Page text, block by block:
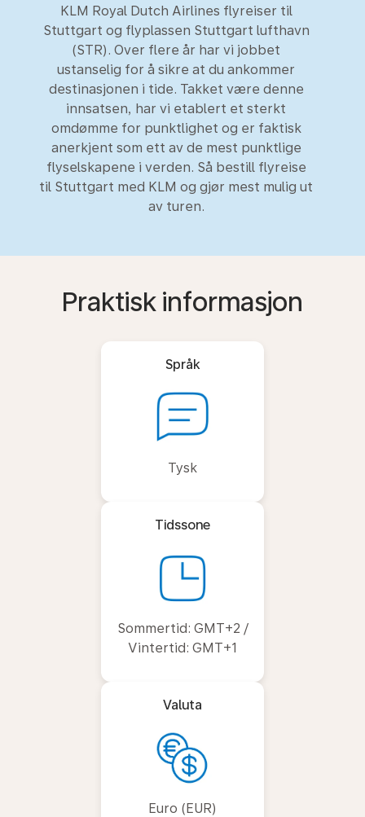
KLM Royal Dutch Airlines flyreiser til
Stuttgart og flyplassen Stuttgart lufthavn
(STR). Over flere år har vi jobbet
ustanselig for å sikre at du ankommer
destinasjonen i tide. Takket være denne
innsatsen, har vi etablert et sterkt
omdømme for punktlighet og er faktisk
anerkjent som ett av de mest punktlige
flyselskapene i verden. Så bestill flyreise
til Stuttgart med KLM og gjør mest mulig ut
av turen.
Praktisk informasjon
Språk
Tysk
Tidssone
Sommertid: GMT+2 /
Vintertid: GMT+1
Valuta
Euro (EUR)